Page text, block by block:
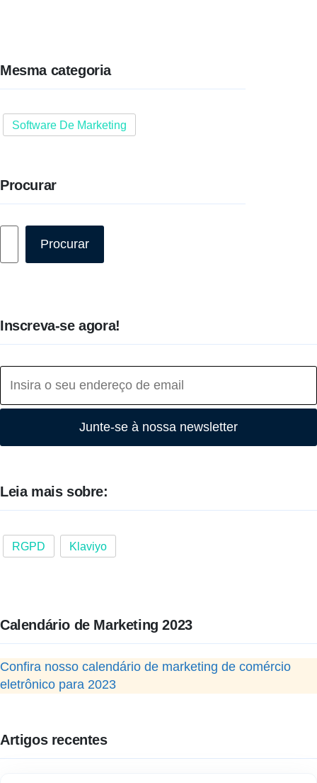
Mesma categoria
Software De Marketing
Procurar
Procurar
Inscreva-se agora!
Junte-se à nossa newsletter
Leia mais sobre:
RGPD Klaviyo
Calendário de Marketing 2023
Confira nosso calendário de marketing de comércio
eletrônico para 2023
Artigos recentes